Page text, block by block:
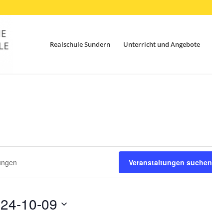
Realschule Sundern Unterricht und Angebote
Veranstaltungen suchen
10-09